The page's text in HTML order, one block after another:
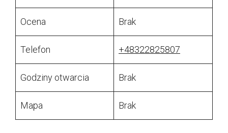
Ocena Brak
Telefon +48322825807
Godziny otwarcia Brak
Mapa Brak